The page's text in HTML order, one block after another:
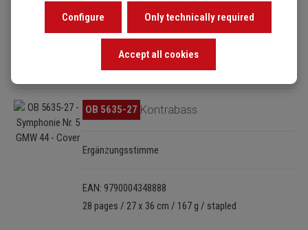
32 pages / 27 x 36 cm / 186 g / stapled
Product Quantity: Enter
Skip image gallery OB 5635-27 Kontrabass
Ergänzungsstimme
EAN: 9790004348888
28 pages / 27 x 36 cm / 167 g / stapled
Only technically required
Configure
Accept all cookies